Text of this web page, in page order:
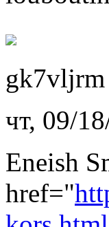
gk7vljrm
чт, 09/
Eneish
href="